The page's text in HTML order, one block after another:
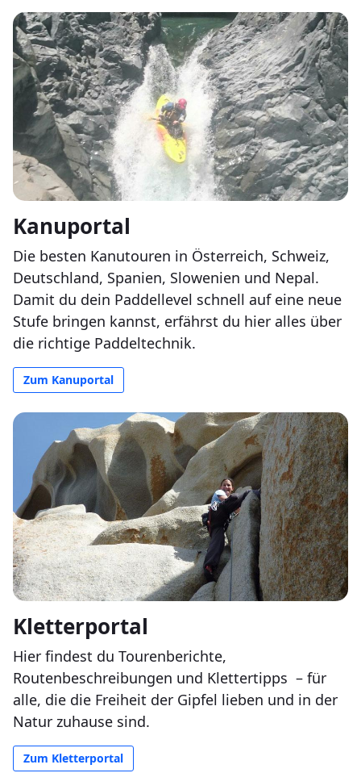
Kanuportal
Die besten Kanutouren in Österreich, Schweiz,
Deutschland, Spanien, Slowenien und Nepal.
Damit du dein Paddellevel schnell auf eine neue
Stufe bringen kannst, erfährst du hier alles über
die richtige Paddeltechnik.
Zum Kanuportal
Kletterportal
Hier findest du Tourenberichte,
Routenbeschreibungen und Klettertipps – für
alle, die die Freiheit der Gipfel lieben und in der
Natur zuhause sind.
Zum Kletterportal